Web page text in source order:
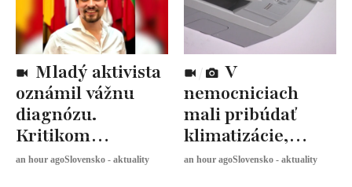
oznámil vážnu
diagnózu.
Kritikom
odkazuje: „Nikam
an hour agoSlovensko - aktuality
nemocniciach
mali pribúdať
klimatizácie,
väčšina však zatiaľ
an hour agoSlovensko - aktuality